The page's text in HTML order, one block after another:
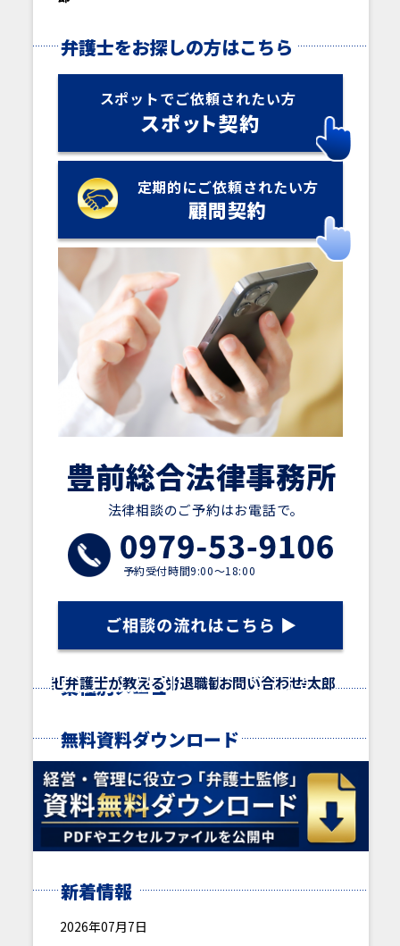
弁護士をお探しの方はこちら
スポットでご依頼されたい方
スポット契約
定期的にご依頼されたい方
顧問契約
豊前総合法律事務所
法律相談のご予約はお電話で。
予約受付時間9:00～18:00
業種別メニュー
【経営者様向け】弁護士監修資料がダウンロードで
顧問契約
終活お話会を開催しました！スポット契約
「２０２４年問題も近づいています！労働時間の管
アクセス
「横領が疑われたら何をすべき？証拠の集め方につ
SDGsサポート
「業務上横領とは？弁護士がわかりやすく解説！」
相談方法
「解雇とは？日本の労働法制の特徴、解雇の全体像
弁護士費用
弊所弁護士所属の委員会事業！２０２３年７月１８
弁護士 西村幸太郎
セミナー告知｜「労働問題総まとめセミナー＠中津
事務所概要
「弁護士が教える｜退職勧奨はどの様な言い方をす
お問い合わせ
無料資料ダウンロード
新着情報
2026年07月7日